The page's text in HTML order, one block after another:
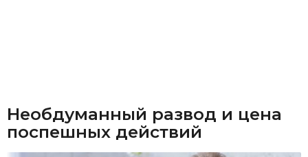
Необдуманный развод и цена
поспешных действий